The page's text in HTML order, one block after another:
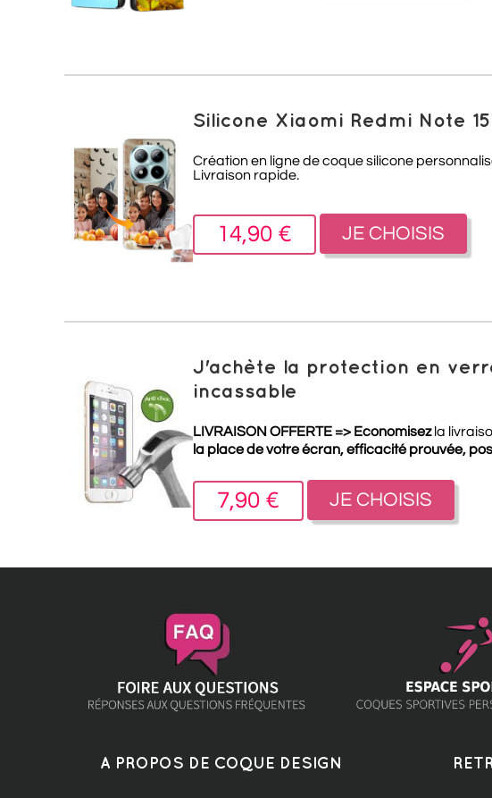
Silicone Xiaomi Redmi Note
Création en ligne de coque silicone
Livraison rapide.
14,90 € JE CHOISIS
J'achète la protection en
incassable
LIVRAISON OFFERTE => Economisezla
la place de votre écran, efficacité prouvée,
7,90 € JE CHOISIS
A PROPOS DE COQUE DESIGN